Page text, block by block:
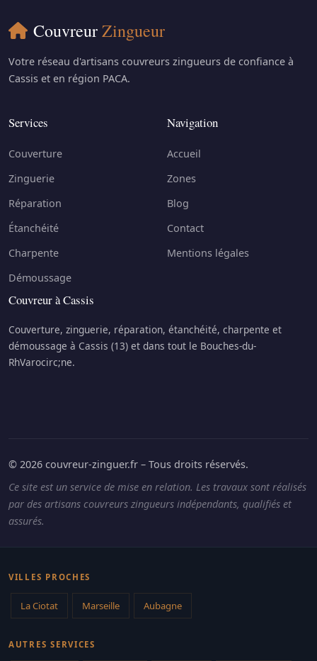
CouvreurZingueur
Votre réseau d'artisans couvreurs zingueurs de confiance à
Cassis et en région PACA.
Services
Couverture
Zinguerie
Réparation
Étanchéité
Charpente
Démoussage
Navigation
Accueil
Zones
Blog
Contact
Mentions légales
Couvreur à Cassis
Couverture, zinguerie, réparation, étanchéité, charpente et
démoussage à Cassis (13) et dans tout le Bouches-du-
RhVarocirc;ne.
© 2026 couvreur-zinguer.fr – Tous droits réservés.
Ce site est un service de mise en relation. Les travaux sont réalisés
par des artisans couvreurs zingueurs indépendants, qualifiés et
assurés.
VILLES PROCHES
La Ciotat Marseille Aubagne
AUTRES SERVICES